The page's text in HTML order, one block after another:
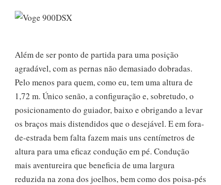
Além de ser ponto de partida para uma posição
agradável, com as pernas não demasiado dobradas.
Pelo menos para quem, como eu, tem uma altura de
1,72 m. Único senão, a configuração e, sobretudo, o
posicionamento do guiador, baixo e obrigando a levar
os braços mais distendidos que o desejável. E em fora-
de-estrada bem falta fazem mais uns centímetros de
altura para uma eficaz condução em pé. Condução
mais aventureira que beneficia de uma largura
reduzida na zona dos joelhos, bem como dos poisa-pés